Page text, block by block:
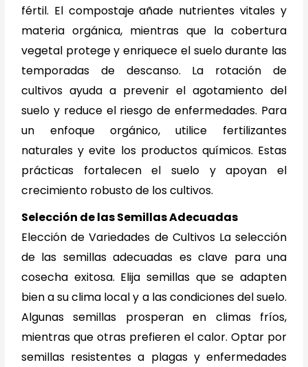
fértil. El compostaje añade nutrientes vitales y
materia orgánica, mientras que la cobertura
vegetal protege y enriquece el suelo durante las
temporadas de descanso. La rotación de
cultivos ayuda a prevenir el agotamiento del
suelo y reduce el riesgo de enfermedades. Para
un enfoque orgánico, utilice fertilizantes
naturales y evite los productos químicos. Estas
prácticas fortalecen el suelo y apoyan el
crecimiento robusto de los cultivos.
Selección de las Semillas Adecuadas
Elección de Variedades de Cultivos La selección
de las semillas adecuadas es clave para una
cosecha exitosa. Elija semillas que se adapten
bien a su clima local y a las condiciones del suelo.
Algunas semillas prosperan en climas fríos,
mientras que otras prefieren el calor. Optar por
semillas resistentes a plagas y enfermedades